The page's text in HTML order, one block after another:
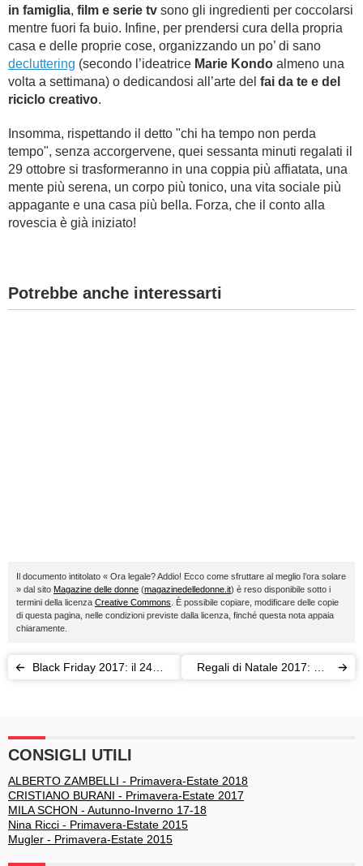
in famiglia, film e serie tv sono gli ingredienti per coccolarsi
mentre fuori fa buio. Infine, per prendersi cura della propria
casa e delle proprie cose, organizzando un po’ di sano
decluttering (secondo l’ideatrice Marie Kondo almeno una
volta a settimana) o dedicandosi all’arte del fai da te e del
riciclo creativo.
Insomma, rispettando il detto "chi ha tempo non perda
tempo", senza accorgervene, quei sessanta minuti regalati il
29 ottobre si trasformeranno in una coppia più affiatata, una
mente più serena, un corpo più tonico, una vita sociale più
appagante e una casa più bella. Forza, che il conto alla
rovescia è già iniziato!
Potrebbe anche interessarti
Il documento intitolato « Ora legale? Addio! Ecco come sfruttare al meglio l’ora solare
» dal sito Magazine delle donne (magazinedelledonne.it) è reso disponibile sotto i
termini della licenza Creative Commons . È possibile copiare, modificare delle copie
di questa pagina, nelle condizioni previste dalla licenza, finché questa nota appaia
chiaramente.
Black Friday 2017: il 24
Regali di Natale 2017: per
CONSIGLI UTILI
ALBERTO ZAMBELLI - Primavera-Estate 2018
CRISTIANO BURANI - Primavera-Estate 2017
MILA SCHON - Autunno-Inverno 17-18
Nina Ricci - Primavera-Estate 2015
Mugler - Primavera-Estate 2015